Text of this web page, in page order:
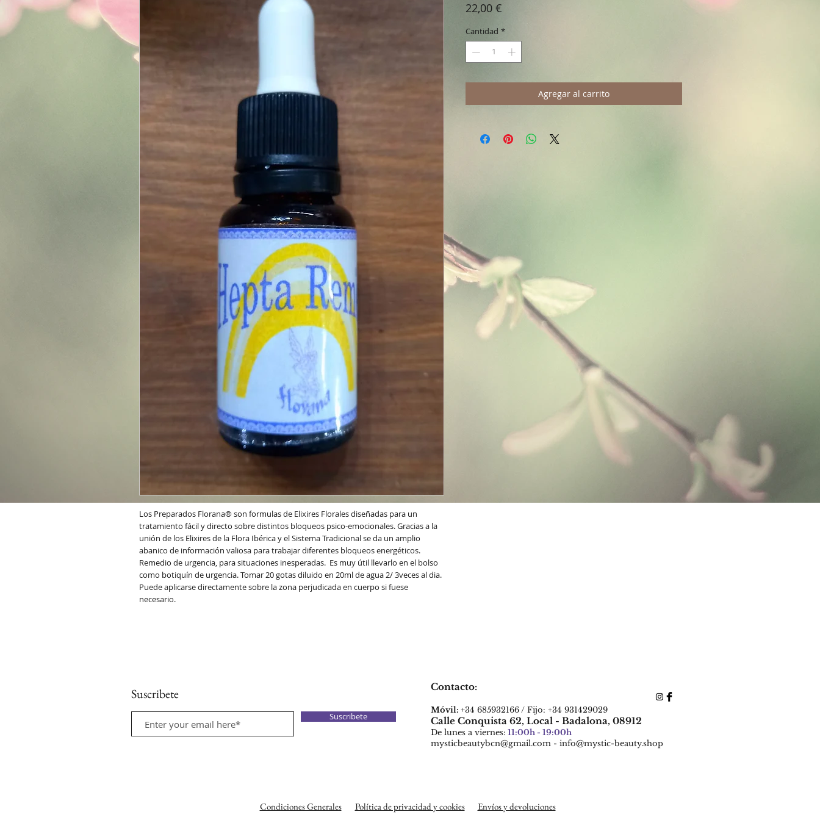
Los Preparados Florana® son formulas de Elixires Florales diseñadas para un
tratamiento fácil y directo sobre distintos bloqueos psico-emocionales. Gracias a la
unión de los Elixires de la Flora Ibérica y el Sistema Tradicional se da un amplio
abanico de información valiosa para trabajar diferentes bloqueos energéticos.
Remedio de urgencia, para situaciones inesperadas. Es muy útil llevarlo en el bolso
como botiquín de urgencia. Tomar 20 gotas diluido en 20ml de agua 2/ 3veces al dia.
Puede aplicarse directamente sobre la zona perjudicada en cuerpo si fuese
necesario.
22,00 €
Cantidad *
Agregar al carrito
Suscribete
Suscribete
Contacto:​
Móvil: +34 685932166 / Fijo: +34 931429029
Calle Conquista 62, Local - Badalona, 08912
De lunes a viernes: 11:00h - 19:00h
mysticbeautybcn@gmail.com - info@mystic-beauty.shop
Condiciones Generales Política de privacidad y cookies Envíos y devoluciones